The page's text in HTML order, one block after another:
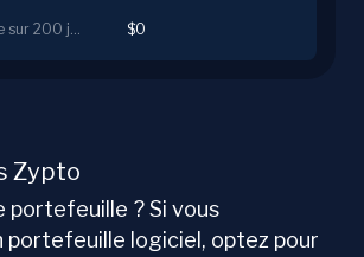
Moyenne mobile sur 200 jours $0
Zypto
portefeuille ? Si vous
portefeuille logiciel, optez pour